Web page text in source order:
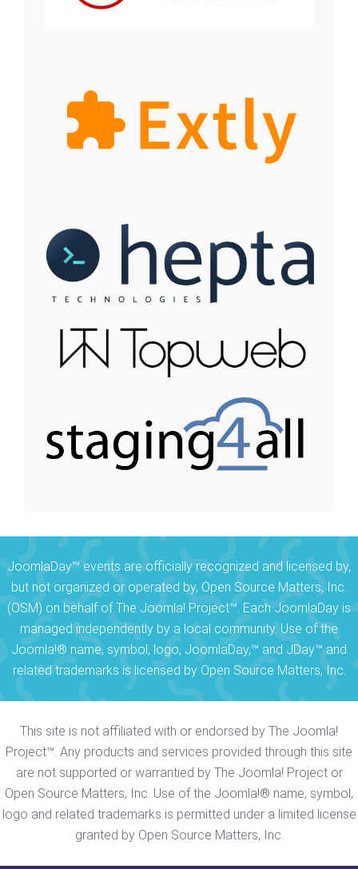
JoomlaDay™ events are officially recognized and licensed by,
but not organized or operated by, Open Source Matters, Inc.
(OSM) on behalf of The Joomla! Project™. Each JoomlaDay is
managed independently by a local community. Use of the
Joomla!® name, symbol, logo, JoomlaDay,™ and JDay™ and
related trademarks is licensed by Open Source Matters, Inc.
This site is not affiliated with or endorsed by The Joomla!
Project™. Any products and services provided through this site
are not supported or warrantied by The Joomla! Project or
Open Source Matters, Inc. Use of the Joomla!® name, symbol,
logo and related trademarks is permitted under a limited license
granted by Open Source Matters, Inc.